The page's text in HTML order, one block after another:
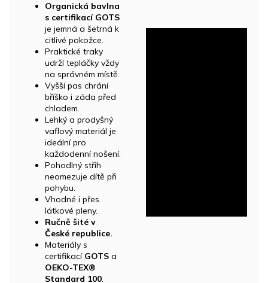
Organická bavlna
s certifikací GOTS
je jemná a šetrná k
citlivé pokožce.
Praktické traky
udrží tepláčky vždy
na správném místě.
Vyšší pas chrání
bříško i záda před
chladem.
Lehký a prodyšný
vaflový materiál je
ideální pro
každodenní nošení.
Pohodlný střih
neomezuje dítě při
pohybu.
Vhodné i přes
látkové pleny.
Ručně šité v
České republice.
Materiály s
certifikací GOTS a
OEKO-TEX®
Standard 100.